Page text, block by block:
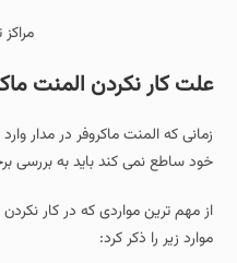
علت کار نکردن المنت
زمانی که المنت ماکروفر در مدار
خود ساطع نمی کند باید به بررسی
از مهم ترین مواردی که در کار
موارد زیر را ذکر کرد: